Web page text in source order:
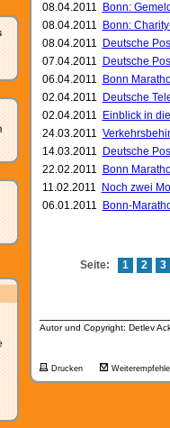
08.04.2011
Bonn:
08.04.2011
Bonn:
08.04.2011
Deutsche
07.04.2011
Deutsche
06.04.2011
Bonn
02.04.2011
Deutsche
02.04.2011
Einblick in
24.03.2011
14.03.2011
Deutsche
22.02.2011
Bonn
11.02.2011
Noch zwei
06.01.2011
Bonn-
Seite: 1 2 3
Autor und Copyright: Detlev
Drucken